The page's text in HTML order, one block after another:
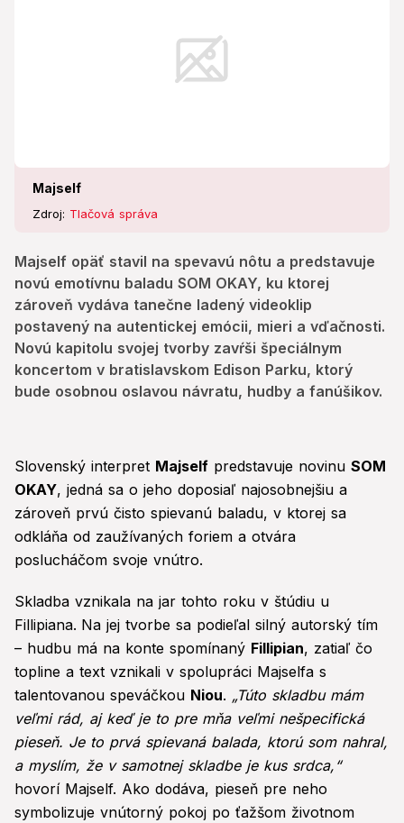
Majself
Zdroj: Tlačová správa
Majself opäť stavil na spevavú nôtu a predstavuje
novú emotívnu baladu SOM OKAY, ku ktorej
zároveň vydáva tanečne ladený videoklip
postavený na autentickej emócii, mieri a vďačnosti.
Novú kapitolu svojej tvorby zavŕši špeciálnym
koncertom v bratislavskom Edison Parku, ktorý
bude osobnou oslavou návratu, hudby a fanúšikov.
bratislavskom Edison Parku, ktorý bude osobnou
oslavou návratu, hudby a fanúšikov.
Slovenský interpret Majself predstavuje novinu SOM
OKAY, jedná sa o jeho doposiaľ najosobnejšiu a
zároveň prvú čisto spievanú baladu, v ktorej sa
odkláňa od zaužívaných foriem a otvára
poslucháčom svoje vnútro.
Skladba vznikala na jar tohto roku v štúdiu u
Fillipiana. Na jej tvorbe sa podieľal silný autorský tím
– hudbu má na konte spomínaný Fillipian, zatiaľ čo
topline a text vznikali v spolupráci Majselfa s
talentovanou speváčkou Niou. „Túto skladbu mám
veľmi rád, aj keď je to pre mňa veľmi nešpecifická
pieseň. Je to prvá spievaná balada, ktorú som nahral,
a myslím, že v samotnej skladbe je kus srdca,“
hovorí Majself. Ako dodáva, pieseň pre neho
symbolizuje vnútorný pokoj po ťažšom životnom